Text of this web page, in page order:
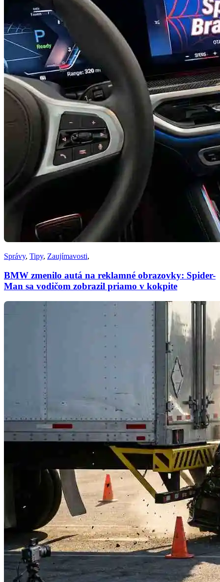
Správy, Tipy, Zaujímavosti,
BMW zmenilo autá na reklamné obrazovky: Spider-
Man sa vodičom zobrazil priamo v kokpite